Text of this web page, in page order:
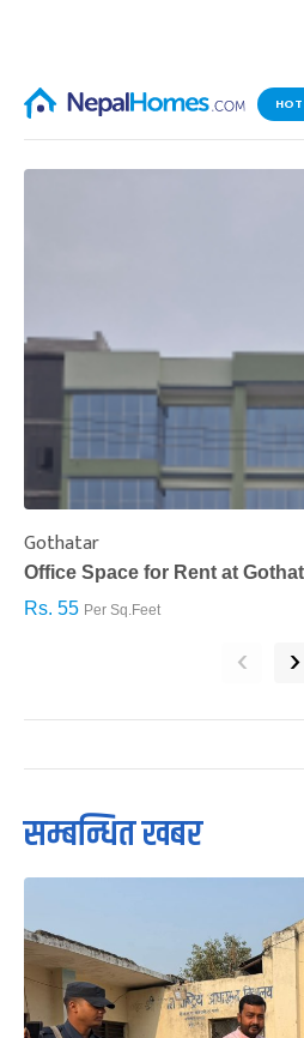
Gothatar
Office Space for Rent at
Rs. 55 Per Sq.Feet
‹ ›
सम्बन्धित खबर